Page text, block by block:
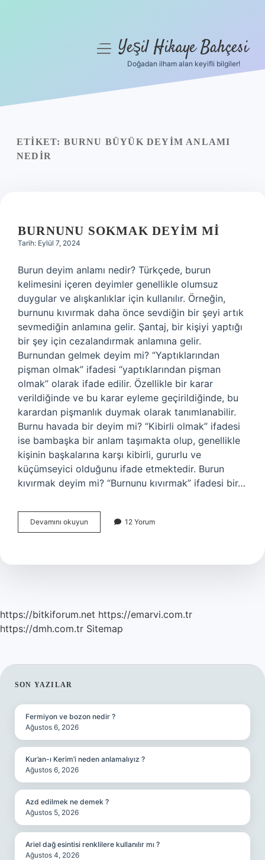
Yasal Uyarı
menüyüYeşil Hikaye Bahçesi
Doğadan ilham alan keyifli bilgiler!
ETIKET: BURNU BÜYÜK DEYIM ANLAMI
NEDIR
BURNUNU SOKMAK DEYIM MI
Tarih: Eylül 7, 2024
Burun deyim anlamı nedir? Türkçede, burun
kelimesini içeren deyimler genellikle olumsuz
duygular ve alışkanlıklar için kullanılır. Örneğin,
burnunu kıvırmak daha önce sevdiğin bir şeyi artık
sevmediğin anlamına gelir. Şantaj, bir kişiyi yaptığı
bir şey için cezalandırmak anlamına gelir.
Burnundan gelmek deyim mi? “Yaptıklarından
pişman olmak” ifadesi “yaptıklarından pişman
olmak” olarak ifade edilir. Özellikle bir karar
verildiğinde ve bu karar eyleme geçirildiğinde, bu
karardan pişmanlık duymak olarak tanımlanabilir.
Burnu havada bir deyim mi? “Kibirli olmak” ifadesi
ise bambaşka bir anlam taşımakta olup, genellikle
kişinin başkalarına karşı kibirli, gururlu ve
küçümseyici olduğunu ifade etmektedir. Burun
kıvırmak deyim mi? “Burnunu kıvırmak” ifadesi bir…
Devamını okuyun Burnunu
Sokmak
12 Yorum
https://bitkiforum.net https://emarvi.com.tr
https://dmh.com.tr Sitemap
SIDEBAR
SON YAZILAR
Fermiyon ve bozon nedir ?
Ağustos 6, 2026
Kur’an-ı Kerim’i neden anlamalıyız ?
Ağustos 6, 2026
Azd edilmek ne demek ?
Ağustos 5, 2026
Ariel dağ esintisi renklilere kullanılır mı ?
Ağustos 4, 2026